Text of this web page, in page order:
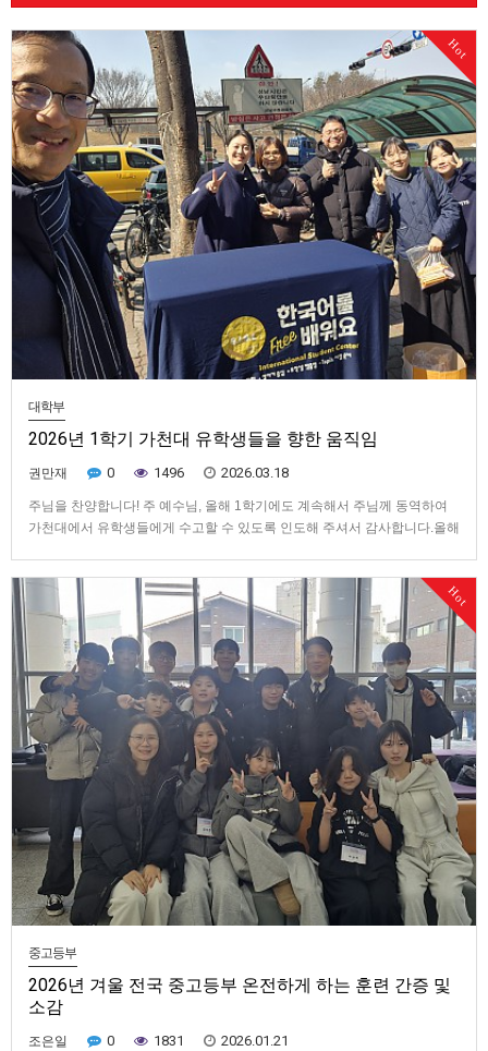
Hot
대학부
2026년 1학기 가천대 유학생들을 향한 움직임
권만재 0 1496 2026.03.18
주님을 찬양합니다! 주 예수님, 올해 1학기에도 계속해서 주님께 동역하여
가천대에서 유학생들에게 수고할 수 있도록 인도해 주셔서 감사합니다.올해
수 있었습니다.변화가 있었던 2025년과 거의 동일한 방식으…
Hot
중고등부
2026년 겨울 전국 중고등부 온전하게 하는 훈련 간증 및
소감
조은일 0 1831 2026.01.21